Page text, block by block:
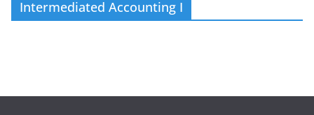
Intermediated Accounting I